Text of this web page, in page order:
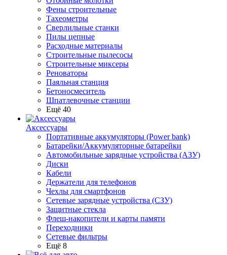
Фены строительные
Тахеометры
Сверлильные станки
Пилы цепные
Расходные материалы
Строительные пылесосы
Строительные миксеры
Реноваторы
Паяльная станция
Бетоносмеситель
Шпатлевочные станции
Ещё 40
Аксессуары
Портативные аккумуляторы (Power bank)
Батарейки/Аккумуляторные батарейки
Автомобильные зарядные устройства (АЗУ)
Диски
Кабели
Держатели для телефонов
Чехлы для смартфонов
Сетевые зарядные устройства (СЗУ)
Защитные стекла
Флеш-накопители и карты памяти
Переходники
Сетевые фильтры
Ещё 8